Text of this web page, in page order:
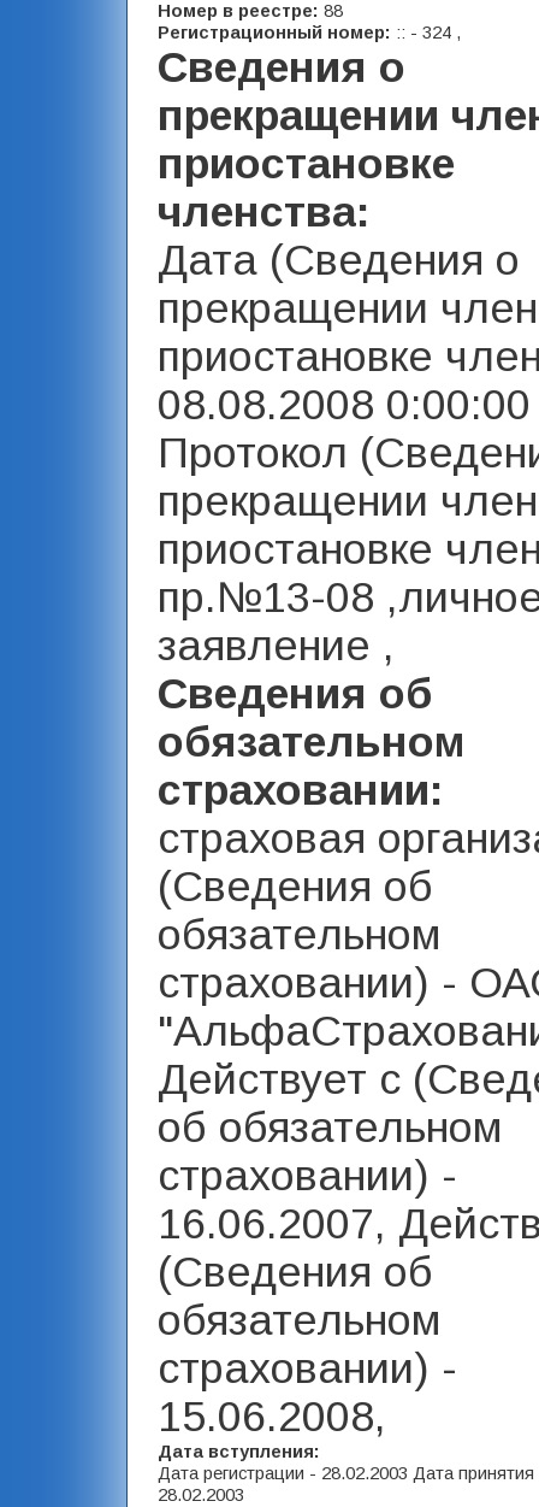
Номер в реестре: 88
Регистрационный номер: :: - 324 ,
Сведения о
прекращении
приостановке
членства:
Дата (Сведения о
прекращении
приостановке
08.08.2008
Протокол
прекращении
приостановке
пр.№13-08
заявление ,
Сведения об
обязательном
страховании:
страховая
(Сведения об
обязательном
страховании) -
Действует с
об обязательном
страховании) -
16.06.2007,
(Сведения об
обязательном
страховании) -
15.06.2008,
Дата вступления:
Дата регистрации - 28.02.2003 Дата
28.02.2003